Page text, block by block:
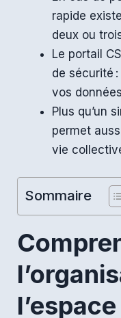
rapide
deux ou
Le portail
de sécurité
vos
Plus qu’un
permet
vie
Sommaire